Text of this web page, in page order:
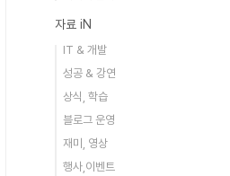
자료 iN
IT & 개발
성공 & 강연
상식, 학습
블로그 운영
재미, 영상
행사,이벤트